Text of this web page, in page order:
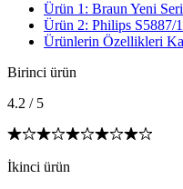
Ürün 1: Braun Yeni
Ürün 2: Philips S5887/
Ürünlerin Özellikleri
Birinci ürün
4.2 / 5
İkinci ürün